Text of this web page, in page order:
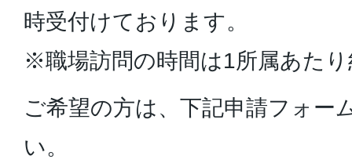
時受付けております。
※職場訪問の時間は1所属あた
ご希望の方は、下記申請フォー
い。